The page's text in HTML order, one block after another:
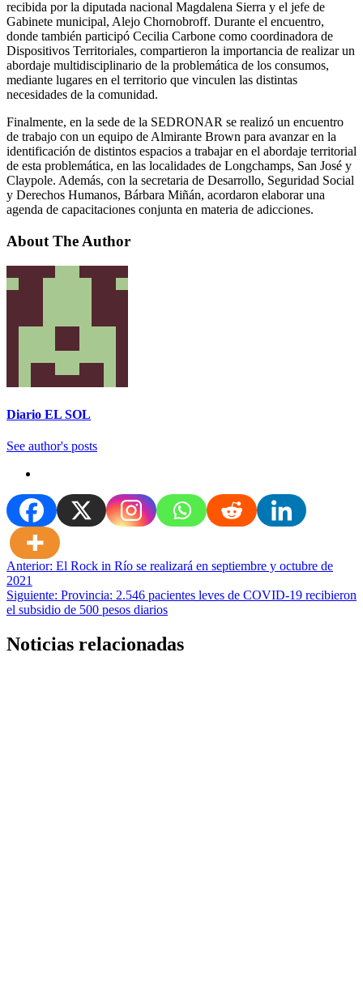
recibida por la diputada nacional Magdalena Sierra y el jefe de
Gabinete municipal, Alejo Chornobroff. Durante el encuentro,
donde también participó Cecilia Carbone como coordinadora de
Dispositivos Territoriales, compartieron la importancia de realizar un
abordaje multidisciplinario de la problemática de los consumos,
mediante lugares en el territorio que vinculen las distintas
necesidades de la comunidad.
Finalmente, en la sede de la SEDRONAR se realizó un encuentro
de trabajo con un equipo de Almirante Brown para avanzar en la
identificación de distintos espacios a trabajar en el abordaje territorial
de esta problemática, en las localidades de Longchamps, San José y
Claypole. Además, con la secretaria de Desarrollo, Seguridad Social
y Derechos Humanos, Bárbara Miñán, acordaron elaborar una
agenda de capacitaciones conjunta en materia de adicciones.
About The Author
Diario EL SOL
See author's posts
Navegación
de
entradas
Anterior: El Rock in Río se realizará en septiembre y octubre de
2021
Siguiente: Provincia: 2.546 pacientes leves de COVID-19 recibieron
el subsidio de 500 pesos diarios
Noticias relacionadas